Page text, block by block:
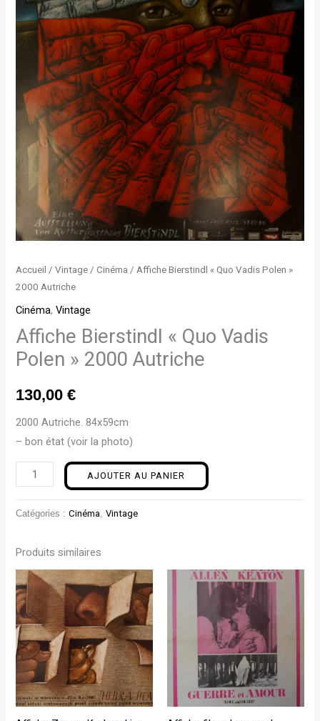
Accueil /Vintage /Cinéma / Affiche Bierstindl « Quo Vadis Polen »
2000 Autriche
Cinéma,Vintage
Affiche Bierstindl « Quo Vadis
Polen » 2000 Autriche
130,00€
2000 Autriche. 84x59cm
– bon état (voir la photo)
2000
Autriche
AJOUTER AU PANIER
Catégories :Cinéma ,Vintage
Produits similaires